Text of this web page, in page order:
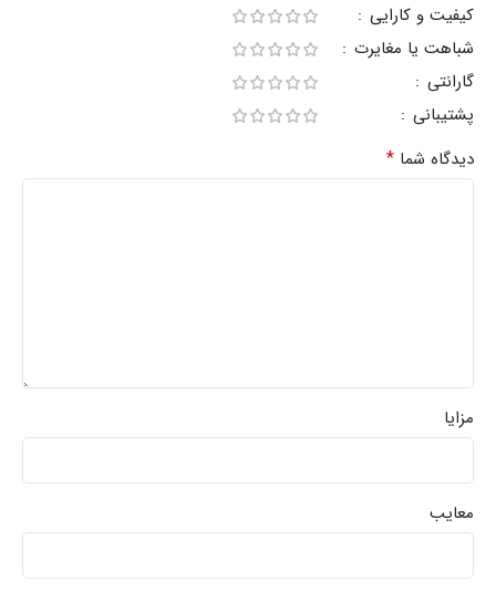
کیفیت و کارایی
شباهت یا مغایرت
گارانتی
پشتیبانی
دیدگاه شما *
مزایا
معایب